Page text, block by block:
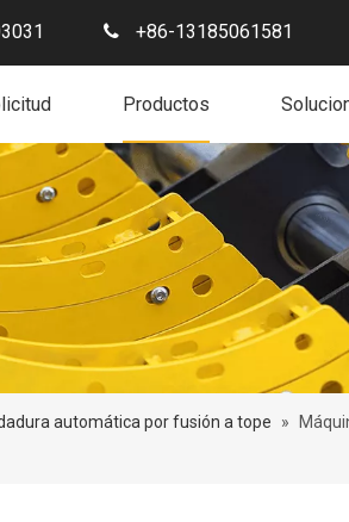
+86-13185061581
Productos
automática por fusión a tope »